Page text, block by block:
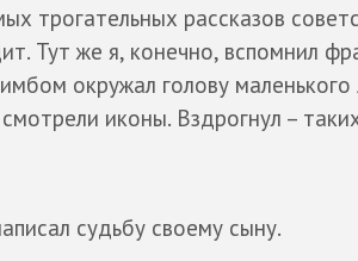
трогательных рассказов
Тут же я, конечно, вспомнил
окружал голову маленького
иконы. Вздрогнул –
судьбу своему сыну.